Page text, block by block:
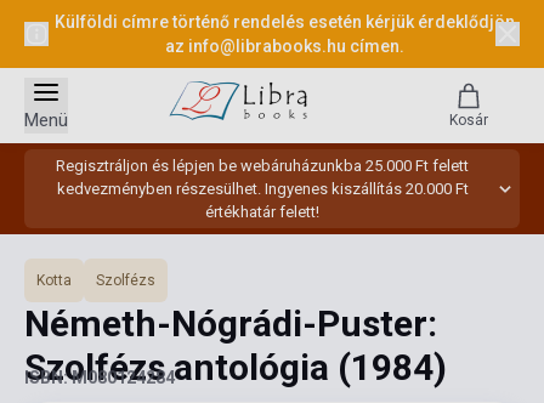
Külföldi címre történő rendelés esetén kérjük érdeklődjön
az info@librabooks.hu címen.
Regisztráljon és lépjen be webáruházunkba 25.000 Ft felett
kedvezményben részesülhet. Ingyenes kiszállítás 20.000 Ft
értékhatár felett!
Menü Kosár
Kotta Szolfézs
Németh-Nógrádi-Puster:
Szolfézs antológia (1984)
ISBN: M080124284